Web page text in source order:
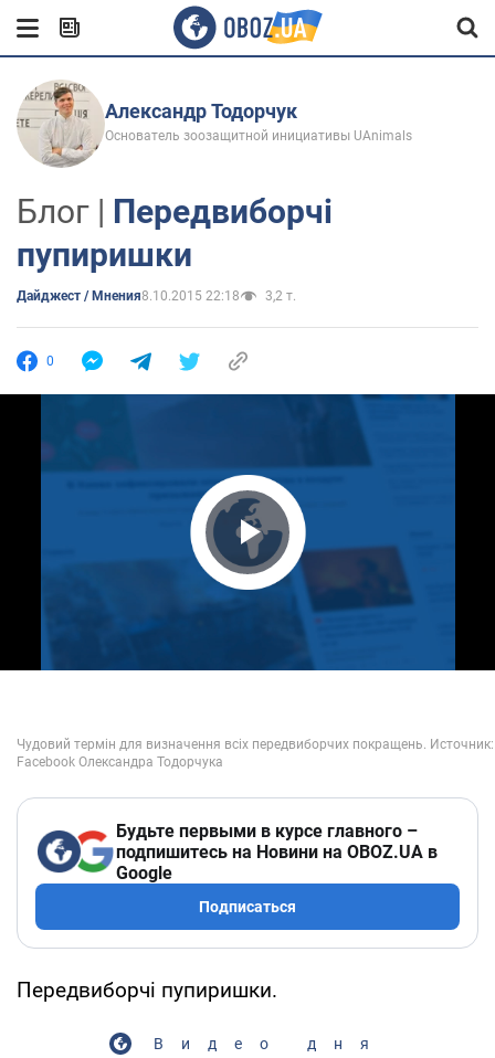
Александр Тодорчук
Основатель зоозащитной инициативы UAnimals
Блог | Передвиборчі
пупиришки
Дайджест / Мнения8.10.2015 22:18 3,2 т.
0
Play Video
Будьте первыми в курсе главного –
подпишитесь на Новини на OBOZ.UA в
Google
Подписаться
Передвиборчі пупиришки.
Видео дня